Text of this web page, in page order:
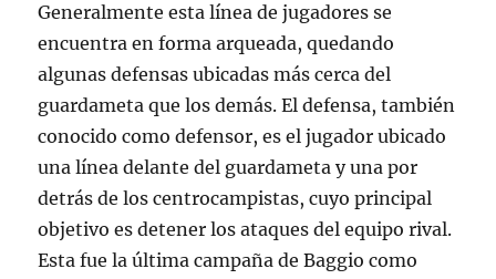
Generalmente esta línea de jugadores se
encuentra en forma arqueada, quedando
algunas defensas ubicadas más cerca del
guardameta que los demás. El defensa, también
conocido como defensor, es el jugador ubicado
una línea delante del guardameta y una por
detrás de los centrocampistas, cuyo principal
objetivo es detener los ataques del equipo rival.
Esta fue la última campaña de Baggio como